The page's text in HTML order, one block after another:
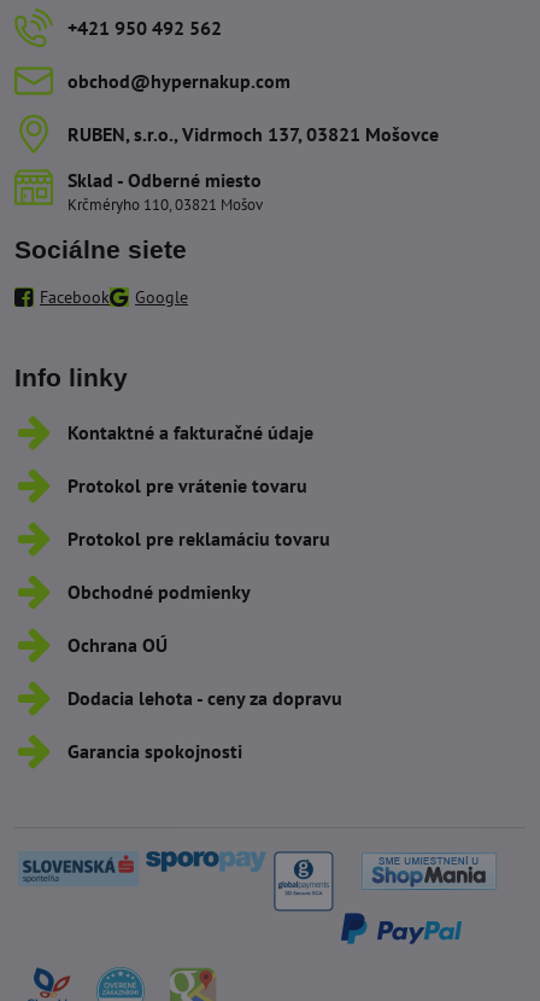
+421 950 492 562
obchod​@hypernakup​.com
RUBEN, s​.r​.o​., Vidrmoch 137, 03821 Mošovce
Sklad - Odberné miesto
Krčméryho 110, 03821 Mošov
Sociálne siete
Facebook Google
Info linky
Kontaktné a fakturačné údaje
Protokol pre vrátenie tovaru
Protokol pre reklamáciu tovaru
Obchodné podmienky
Ochrana OÚ
Dodacia lehota - ceny za dopravu
Garancia spokojnosti